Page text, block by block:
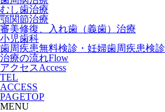
むし歯治療
顎関節治療
審美修復、入れ歯（義歯）治療
小児歯科
歯周疾患無料検診・妊婦歯周疾患検診
治療の流れFlow
アクセスAccess
TEL
ACCESS
PAGETOP
MENU